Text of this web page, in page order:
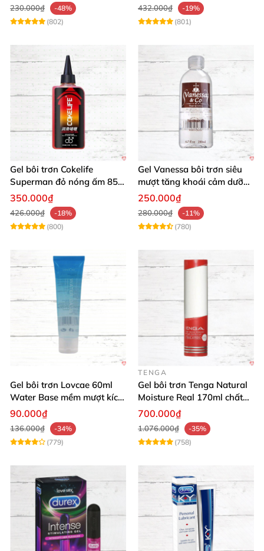
230.000₫
-48%
(802)
432.000₫
-19%
(801)
Gel bôi trơn Cokelife
Superman đỏ nóng ấm 85g
giảm đau rát
350.000₫
426.000₫
-18%
(800)
Gel Vanessa bôi trơn siêu
mượt tăng khoái cảm dưỡng
ẩm 200ml
250.000₫
280.000₫
-11%
(780)
Gel bôi trơn Lovcae 60ml
Water Base mềm mượt kích
thích
90.000₫
136.000₫
-34%
(779)
TENGA
Gel bôi trơn Tenga Natural
Moisture Real 170ml chất
lượng cao mềm mượt an
700.000₫
1.076.000₫
-35%
(758)